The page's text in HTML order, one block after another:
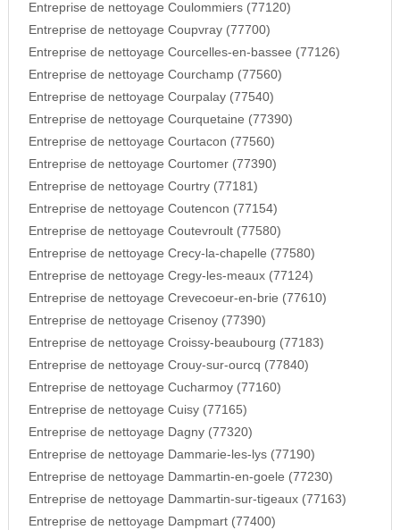
Entreprise de nettoyage Coulommiers (77120)
Entreprise de nettoyage Coupvray (77700)
Entreprise de nettoyage Courcelles-en-bassee (77126)
Entreprise de nettoyage Courchamp (77560)
Entreprise de nettoyage Courpalay (77540)
Entreprise de nettoyage Courquetaine (77390)
Entreprise de nettoyage Courtacon (77560)
Entreprise de nettoyage Courtomer (77390)
Entreprise de nettoyage Courtry (77181)
Entreprise de nettoyage Coutencon (77154)
Entreprise de nettoyage Coutevroult (77580)
Entreprise de nettoyage Crecy-la-chapelle (77580)
Entreprise de nettoyage Cregy-les-meaux (77124)
Entreprise de nettoyage Crevecoeur-en-brie (77610)
Entreprise de nettoyage Crisenoy (77390)
Entreprise de nettoyage Croissy-beaubourg (77183)
Entreprise de nettoyage Crouy-sur-ourcq (77840)
Entreprise de nettoyage Cucharmoy (77160)
Entreprise de nettoyage Cuisy (77165)
Entreprise de nettoyage Dagny (77320)
Entreprise de nettoyage Dammarie-les-lys (77190)
Entreprise de nettoyage Dammartin-en-goele (77230)
Entreprise de nettoyage Dammartin-sur-tigeaux (77163)
Entreprise de nettoyage Dampmart (77400)